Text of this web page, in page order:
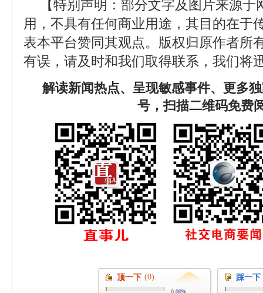
【特别声明：部分文字及图片来源
用，不具有任何商业用途，其目的在于
表本平台赞同其观点。版权归原作者所
有误，请及时和我们取得联系，我们将
解读新闻热点、呈现敏感事件、更多
号，扫描二维码免费
顶一下 (0)
0.00%
踩一下